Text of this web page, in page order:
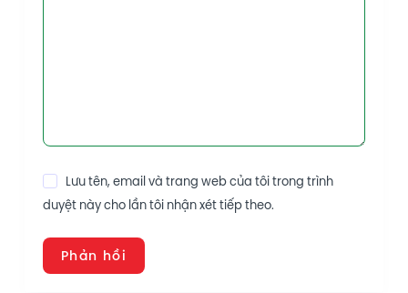
Lưu tên, email và trang web của tôi trong trình
duyệt này cho lần tôi nhận xét tiếp theo.
Phản hồi